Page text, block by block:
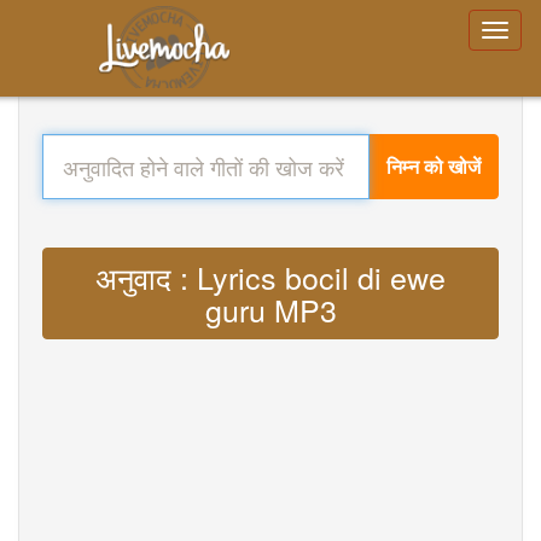
निम्न को खोजें
अनुवाद : Lyrics bocil di ewe
guru MP3